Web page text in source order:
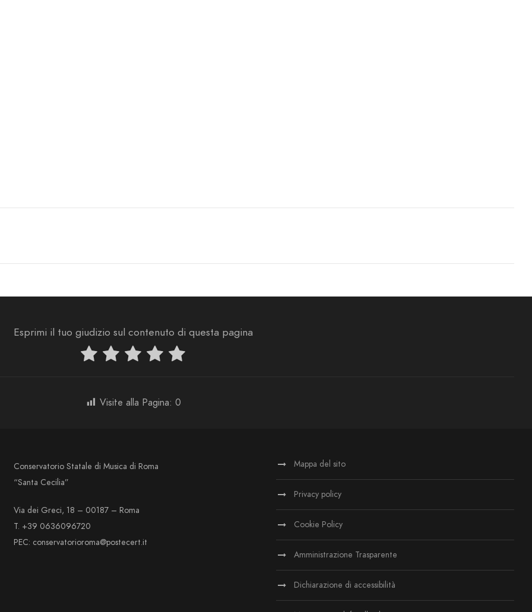
Esprimi il tuo giudizio sul contenuto di questa pagina
Visite alla Pagina: 0
Conservatorio Statale di Musica di Roma
“Santa Cecilia”
Via dei Greci, 18 – 00187 – Roma
T. +39 0636096720
PEC: conservatorioroma@postecert.it
Mappa del sito
Privacy policy
Cookie Policy
Amministrazione Trasparente
Dichiarazione di accessibilità